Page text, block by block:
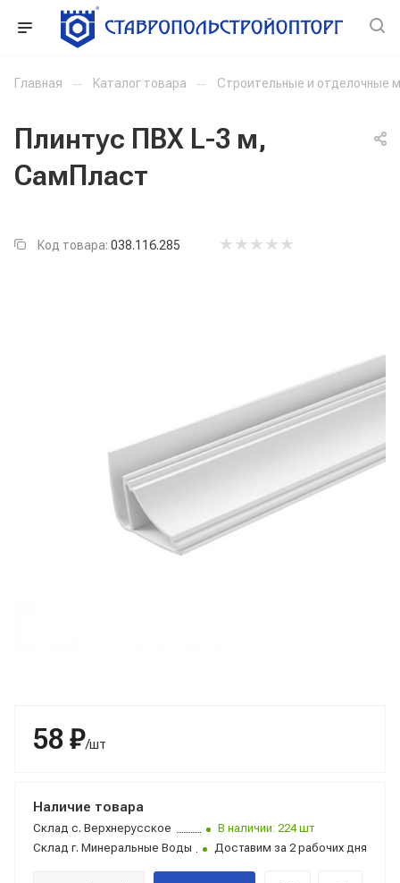
Главная — Каталог товара — Строительные и отделочные
Плинтус ПВХ L-3 м,
СамПласт
Код товара: 038.116.285
58 ₽/шт
Наличие товара
Склад с. Верхнерусское
В наличии: 224 шт
Склад г. Минеральные Воды Доставим за 2 рабочих дня